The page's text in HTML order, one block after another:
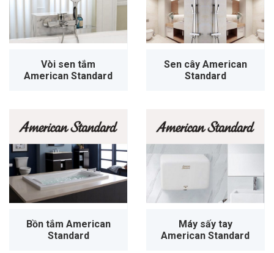
Vòi sen tắm
American Standard
Sen cây American
Standard
Bồn tắm American
Standard
Máy sấy tay
American Standard